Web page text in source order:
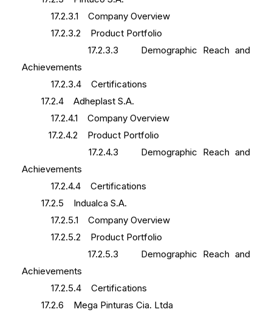
17.2.3.1 Company Overview
17.2.3.2 Product Portfolio
17.2.3.3 Demographic Reach and
Achievements
17.2.3.4 Certifications
17.2.4 Adheplast S.A.
17.2.4.1 Company Overview
17.2.4.2 Product Portfolio
17.2.4.3 Demographic Reach and
Achievements
17.2.4.4 Certifications
17.2.5 Indualca S.A.
17.2.5.1 Company Overview
17.2.5.2 Product Portfolio
17.2.5.3 Demographic Reach and
Achievements
17.2.5.4 Certifications
17.2.6 Mega Pinturas Cia. Ltda